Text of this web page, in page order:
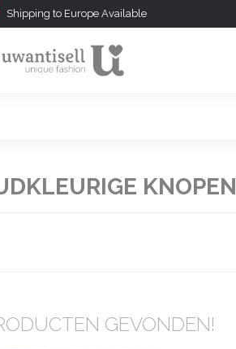
Shipping to Europe Available
KNOPEN
GEVONDEN!